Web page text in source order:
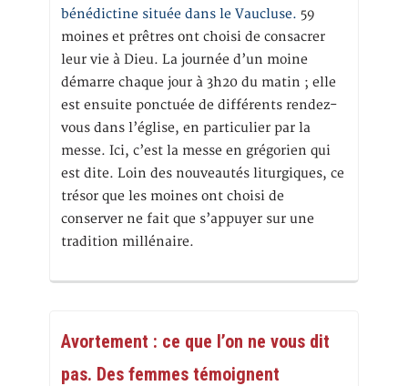
bénédictine située dans le Vaucluse. 59
moines et prêtres ont choisi de consacrer
leur vie à Dieu. La journée d’un moine
démarre chaque jour à 3h20 du matin ; elle
est ensuite ponctuée de différents rendez-
vous dans l’église, en particulier par la
messe. Ici, c’est la messe en grégorien qui
est dite. Loin des nouveautés liturgiques, ce
trésor que les moines ont choisi de
conserver ne fait que s’appuyer sur une
tradition millénaire.
Avortement : ce que l’on ne vous dit
pas. Des femmes témoignent